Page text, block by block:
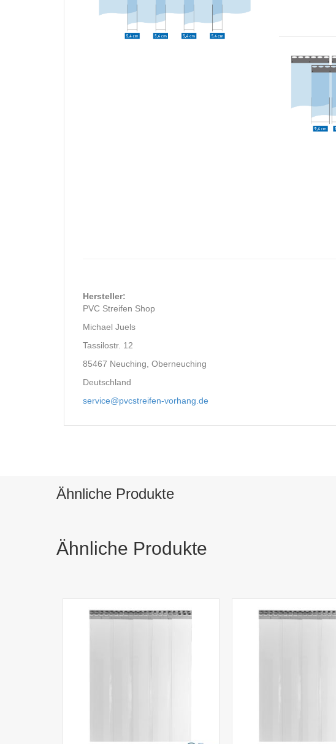
Hersteller:
PVC Streifen Shop
Michael Juels
Tassilostr. 12
85467 Neuching, Oberneuching
Deutschland
service@pvcstreifen-vorhang.de
Ähnliche Produkte
Ähnliche Produkte